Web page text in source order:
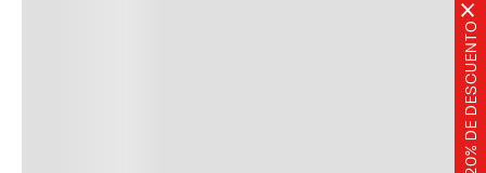
20% DE DESCUENTO
×